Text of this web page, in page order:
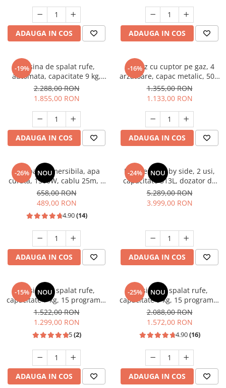
Masini de spalat vase incorporabile
Masini de spalat vase
independente
Pachete Incorporabile
Pirostrii & Arzatoare
Plasa umbrire
Pompe de stropit
Radiatoare
Semanatoare,Plantatoare
Sobe pe gaz & electrice
Aspiratoare
Suflante Frunze
Unelte Gradinarit
Ventilatoare & Sisteme Racire
Aparate de aer conditionat
Zootehnie
Foarfeci tuns oi
Incubatoare oua
ADAUGA IN COS ADAUGA IN COS
-19%
Masina de spalat rufe,
automata, capacitate 9 kg,
1400 Rpm, display digital,
motor inverter, 14 programe,
Negru mat, HEINNER
2.288,00 RON
1.855,00 RON
ADAUGA IN COS
-16%
Aragaz cu cuptor pe gaz, 4
arzatoare, capac metalic, 50 x
60 cm, 2 in 1, GPL+GN, Gri,
LDK
1.355,00 RON
1.133,00 RON
ADAUGA IN COS
-26% NOU
Pompa submersibila, apa
curata, 1500W, cablu 25m, 8
turbine, absorbtie 40m, 5
mc/h, 1" tol, dimensiune 100
mm, Inox, DRK
658,00 RON
489,00 RON
4.90(14)
ADAUGA IN COS
-24% NOU
Frigider side by side, 2 usi,
capacitate 513L, dozator de
apa si gheata, FULL NO
FROST, afisaj LCD, dual
inverter,Samus SSX-670NFIDE
5.289,00 RON
3.999,00 RON
ADAUGA IN COS
-15% NOU
Masina de spalat rufe,
capacitate 7 kg, 15 programe,
afisaj LED, 1200 Rpm, alb,
HEINNER
1.522,00 RON
1.299,00 RON
5(2)
ADAUGA IN COS
-25% NOU
Masina de spalat rufe,
capacitate 9 kg, 15 programe,
1400 Rpm, clasa A, Slim,
motor Inverter, Samus WSLI-
9144
2.088,00 RON
1.572,00 RON
4.90(16)
ADAUGA IN COS